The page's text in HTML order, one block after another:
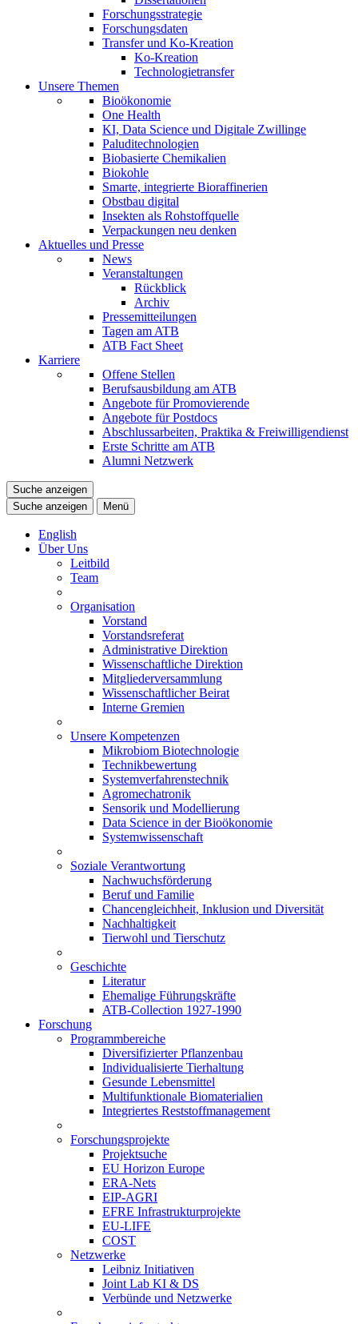
Forschungsstrategie
Forschungsdaten
Transfer und Ko-Kreation
Ko-Kreation
Technologietransfer
Unsere Themen
Bioökonomie
One Health
KI, Data Science und Digitale Zwillinge
Paluditechnologien
Biobasierte Chemikalien
Biokohle
Smarte, integrierte Bioraffinerien
Obstbau digital
Insekten als Rohstoffquelle
Verpackungen neu denken
Aktuelles und Presse
News
Veranstaltungen
Rückblick
Archiv
Pressemitteilungen
Tagen am ATB
ATB Fact Sheet
Karriere
Offene Stellen
Berufsausbildung am ATB
Angebote für Promovierende
Angebote für Postdocs
Abschlussarbeiten, Praktika & Freiwilligendienst
Erste Schritte am ATB
Alumni Netzwerk
Suche anzeigen
Suche anzeigen
Menü
English
Über Uns
Leitbild
Team
Organisation
Vorstand
Vorstandsreferat
Administrative Direktion
Wissenschaftliche Direktion
Mitgliederversammlung
Wissenschaftlicher Beirat
Interne Gremien
Unsere Kompetenzen
Mikrobiom Biotechnologie
Technikbewertung
Systemverfahrenstechnik
Agromechatronik
Sensorik und Modellierung
Data Science in der Bioökonomie
Systemwissenschaft
Soziale Verantwortung
Nachwuchsförderung
Beruf und Familie
Chancengleichheit, Inklusion und Diversität
Nachhaltigkeit
Tierwohl und Tierschutz
Geschichte
Literatur
Ehemalige Führungskräfte
ATB-Collection 1927-1990
Forschung
Programmbereiche
Diversifizierter Pflanzenbau
Individualisierte Tierhaltung
Gesunde Lebensmittel
Multifunktionale Biomaterialien
Integriertes Reststoffmanagement
Forschungsprojekte
Projektsuche
EU Horizon Europe
ERA-Nets
EIP-AGRI
EFRE Infrastrukturprojekte
EU-LIFE
COST
Netzwerke
Leibniz Initiativen
Joint Lab KI & DS
Verbünde und Netzwerke